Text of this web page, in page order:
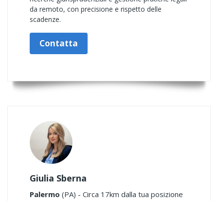
da remoto, con precisione e rispetto delle
scadenze.
Contatta
Giulia Sberna
Palermo (PA) - Circa 17km dalla tua posizione